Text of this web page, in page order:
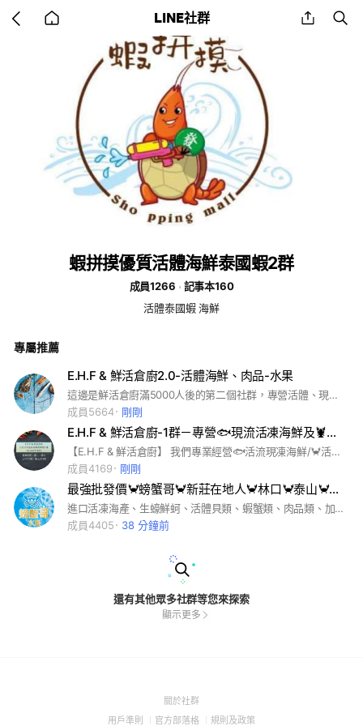
back LINE社群 share
蝦拼摸優質活體海鮮泰國蝦2群
成員1266
記事本160
活體泰國蝦 海鮮
專屬推薦
E.H.F & 鮮活倉廚2.0-活體海鮮、肉品-水果
這邊是鮮活倉廚滿5000人後的第二個社群，專營活體、現撈、冷凍海鮮及肉品，食品，實體店面，歡迎來選購
成員5664
剛剛
E.H.F & 鮮活倉廚-1群－專營🐟現流活凍海鮮及🦞活體海鮮／🐂優質肉品
【E.H.F & 鮮活倉廚】 我們專業經營🐟活流現凍海鮮/🦀活體海鮮/高級🐂優質肉品，批發給各大高級餐廳。 因為我們的商品是配合🚢台灣宜蘭及菲律賓當地漁船，當日捕獲的新鮮漁獲🐟🦐，迅速用低溫❄-60°c急速冷凍，以保持漁獲的新鮮。 📣現在新增🏠門市開放零售，因為是直接跟港口進貨，所以我們可以用批發的超優惠價格，讓顧客把新鮮高品質的商品帶回家❤。 🔥當日捕獲的急速冷凍漁獲，及活體海鮮，新鮮度100％👍。 🔥🐂【日本近江頂級A5和牛】及【美國CH熟成牛】，有著絕佳的口感👍。 🔥年節必備➡️🦐特大明蝦、生食級葡萄蝦、生食級胭脂蝦等各種蝦類，應有盡有。 🔥日本頂級生食級4S/M干貝,送禮自用兩相宜👍。 ⬇️⬇️⬇️歡迎來門市參觀選購 🌟【E.H.F & 鮮活倉廚】🌟 🏠門市住址：台北市信義區吳興街89號1樓（近捷運101站2號出口） ☎️客服電話：02-242718338 ❤有問題歡迎私訊小編做詢問唷～ 🟢官方LINE ID:@ofr9548q 🔵FB粉絲專頁： https://reurl.cc/Q6zdyO 🟣IG:https://reurl.cc/EZEz2a
成員4169
剛剛
最強批發價🦀螃蟹哥🦀新莊在地人🦀林口🦀泰山🦀樹林🦀活體水產🦀冷凍食材🦀各式團購🦀生鮮蔬果🦀
進口活凍海產、生蠔鮮蚵、活體貝類、蝦蟹類、肉品類、加熱即食包、生魚片
成員4405
38 分鐘前
還有其他眾多社群等您來探索
顯示更多
關於社群(Open
用戶準則 (Open
官方部落格 (Open
規則及政策(Open